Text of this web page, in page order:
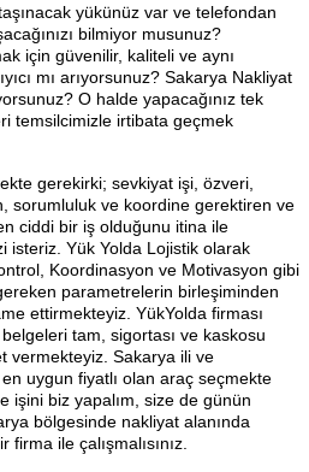
yükünüz var ve telefondan
bilmiyor musunuz?
için güvenilir, kaliteli ve aynı
mı arıyorsunuz? Sakarya Nakliyat
O halde yapacağınız tek
temsilcimizle irtibata geçmek
gerekirki; sevkiyat işi, özveri,
sorumluluk ve koordine gerektiren ve
ciddi bir iş olduğunu itina ile
isteriz. Yük Yolda Lojistik olarak
Koordinasyon ve Motivasyon gibi
parametrelerin birleşiminden
ettirmekteyiz. YükYolda firması
tam, sigortası ve kaskosu
vermekteyiz. Sakarya ili ve
uygun fiyatlı olan araç seçmekte
işini biz yapalım, size de günün
bölgesinde nakliyat alanında
ile çalışmalısınız.